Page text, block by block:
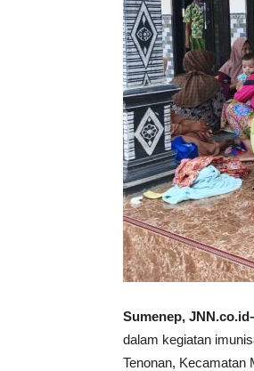
Sumenep,
dalam kegiatan
Tenonan, Kecamatan